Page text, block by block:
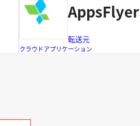
AppsFlyer
転送元
クラウドアプリケーション